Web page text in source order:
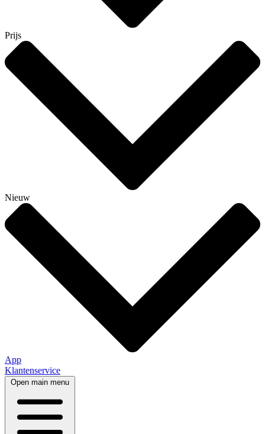
Prijs
Nieuw
App
Klantenservice
Open main menu